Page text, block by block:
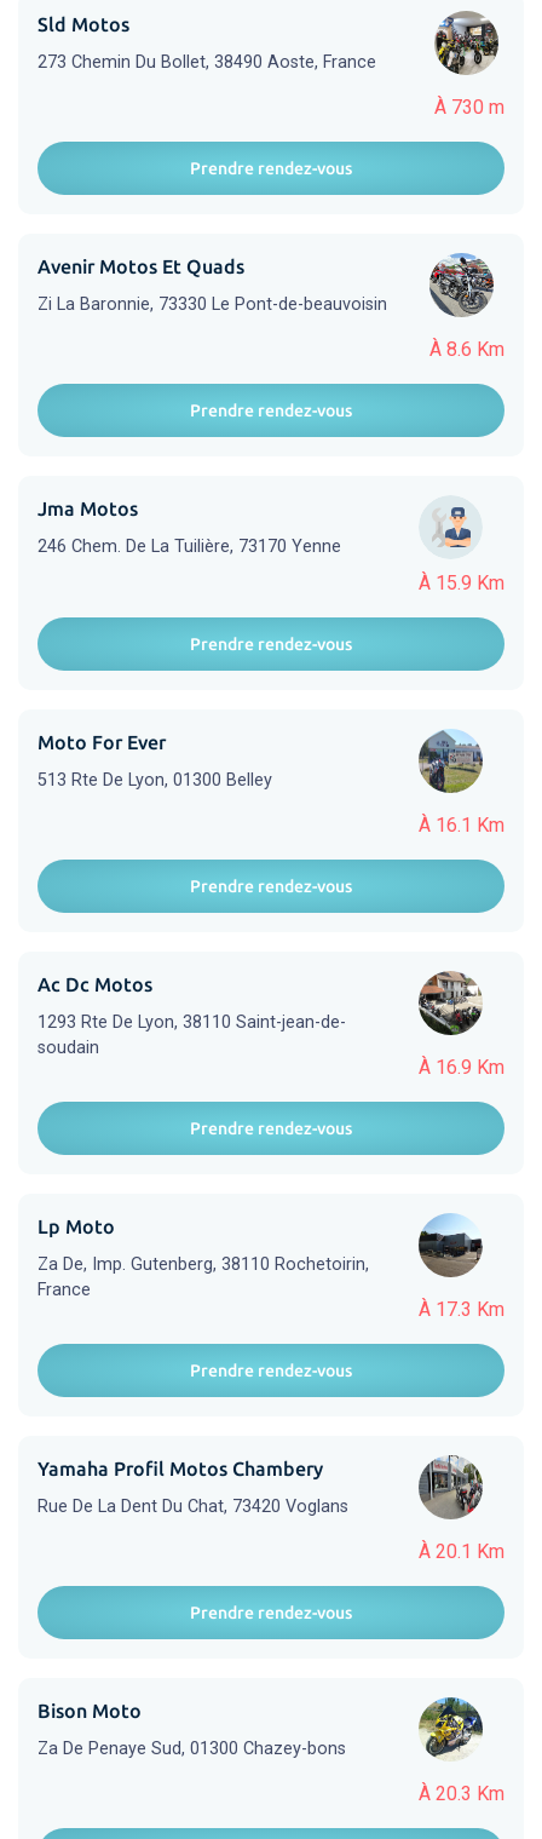
À 730 m
Sld Motos
273 Chemin Du Bollet, 38490 Aoste, France
Prendre rendez-vous
À 8.6 Km
Avenir Motos Et Quads
Zi La Baronnie, 73330 Le Pont-de-beauvoisin
Prendre rendez-vous
À 15.9 Km
Jma Motos
246 Chem. De La Tuilière, 73170 Yenne
Prendre rendez-vous
À 16.1 Km
Moto For Ever
513 Rte De Lyon, 01300 Belley
Prendre rendez-vous
À 16.9 Km
Ac Dc Motos
1293 Rte De Lyon, 38110 Saint-jean-de-
soudain
Prendre rendez-vous
À 17.3 Km
Lp Moto
Za De, Imp. Gutenberg, 38110 Rochetoirin,
France
Prendre rendez-vous
À 20.1 Km
Yamaha Profil Motos Chambery
Rue De La Dent Du Chat, 73420 Voglans
Prendre rendez-vous
À 20.3 Km
Bison Moto
Za De Penaye Sud, 01300 Chazey-bons